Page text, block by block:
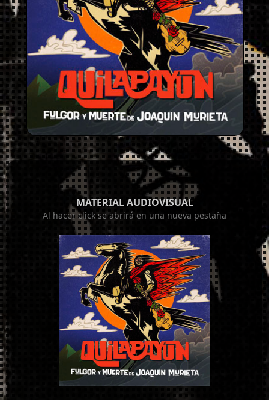
MATERIAL AUDIOVISUAL
Al hacer click se abrirá en una nueva pestaña